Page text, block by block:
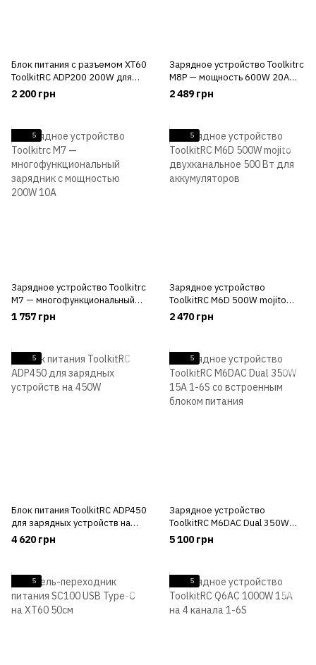
Блок питания с разъемом XT60
ToolkitRC ADP200 200W для
зарядных устройств
2 200 грн
Зарядное устройство Toolkitrc
M8P — мощность 600W 20A
для 7 видов аккумуляторов
2 489 грн
5
Зарядное устройство Toolkitrc
M7 — многофункциональный
зарядник с мощностью 200W
1 757 грн
5
Зарядное устройство
ToolkitRC M6D 500W mojito
двухканальное 500 Вт для
аккумуляторов
2 470 грн
5
Блок питания ToolkitRC ADP450
для зарядных устройств на
450W
4 620 грн
5
Зарядное устройство
ToolkitRC M6DAC Dual 350W
15A 1-6S со встроенным
блоком питания
5 100 грн
5 5